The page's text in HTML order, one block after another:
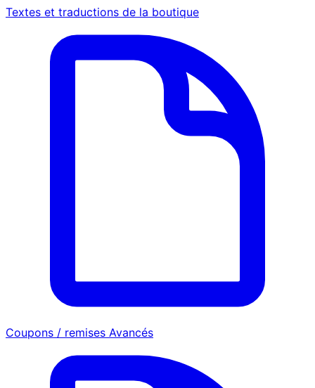
Textes et traductions de la boutique
Coupons / remises Avancés